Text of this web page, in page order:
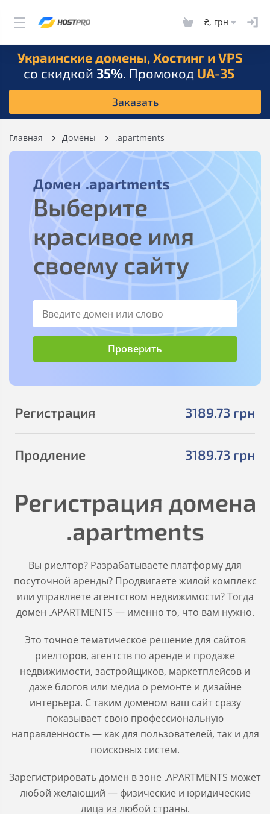
₴, грн
Украинские домены, Хостинг и VPS
со скидкой 35%. Промокод UA-35
Заказать
Главная Домены .apartments
Домен .apartments
Выберите
красивое имя
своему сайту
3189.73 грн
Регистрация
3189.73 грн
Продление
Регистрация домена
.apartments
Вы риелтор? Разрабатываете платформу для
посуточной аренды? Продвигаете жилой комплекс
или управляете агентством недвижимости? Тогда
домен .APARTMENTS — именно то, что вам нужно.
Это точное тематическое решение для сайтов
риелторов, агентств по аренде и продаже
недвижимости, застройщиков, маркетплейсов и
даже блогов или медиа о ремонте и дизайне
интерьера. С таким доменом ваш сайт сразу
показывает свою профессиональную
направленность — как для пользователей, так и для
поисковых систем.
Зарегистрировать домен в зоне .APARTMENTS может
любой желающий — физические и юридические
лица из любой страны.